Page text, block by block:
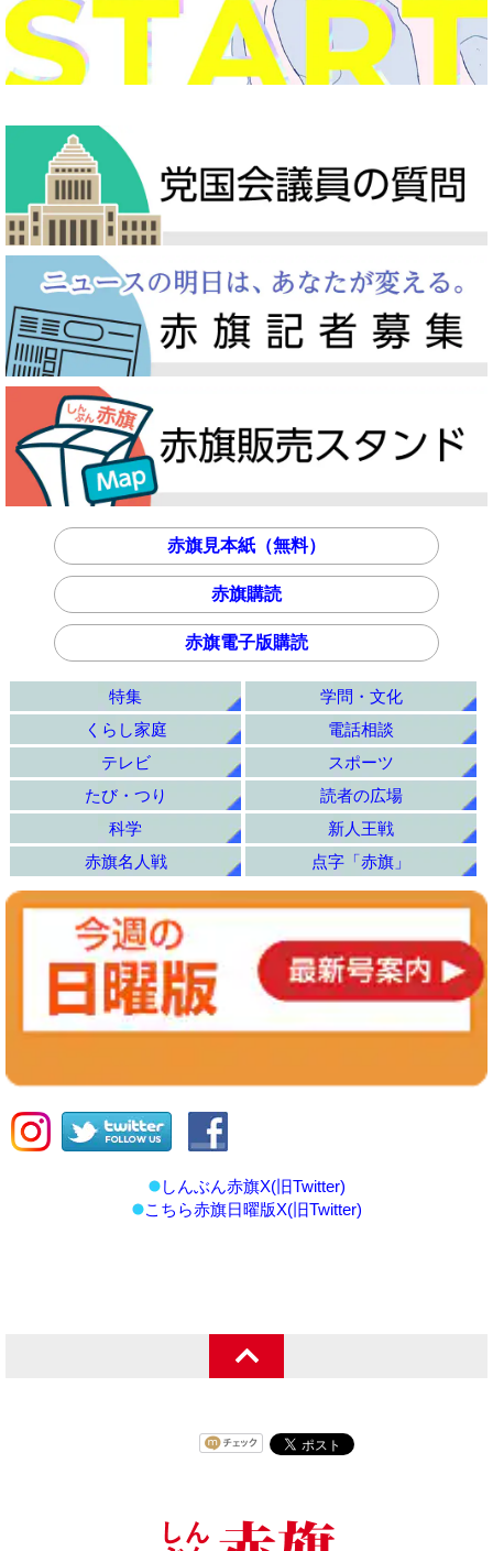
赤旗見本紙（無料）
赤旗購読
赤旗電子版購読
特集
学問・文化
くらし家庭
電話相談
テレビ
スポーツ
たび・つり
読者の広場
科学
新人王戦
赤旗名人戦
点字「赤旗」
しんぶん赤旗X(旧Twitter)
こちら赤旗日曜版X(旧Twitter)